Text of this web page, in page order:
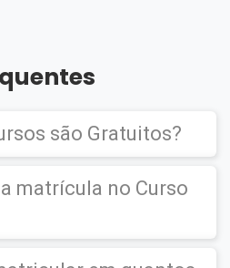
são Gratuitos?
porém caso deseje emitir o
é cobrado uma taxa de
matrícula no Curso